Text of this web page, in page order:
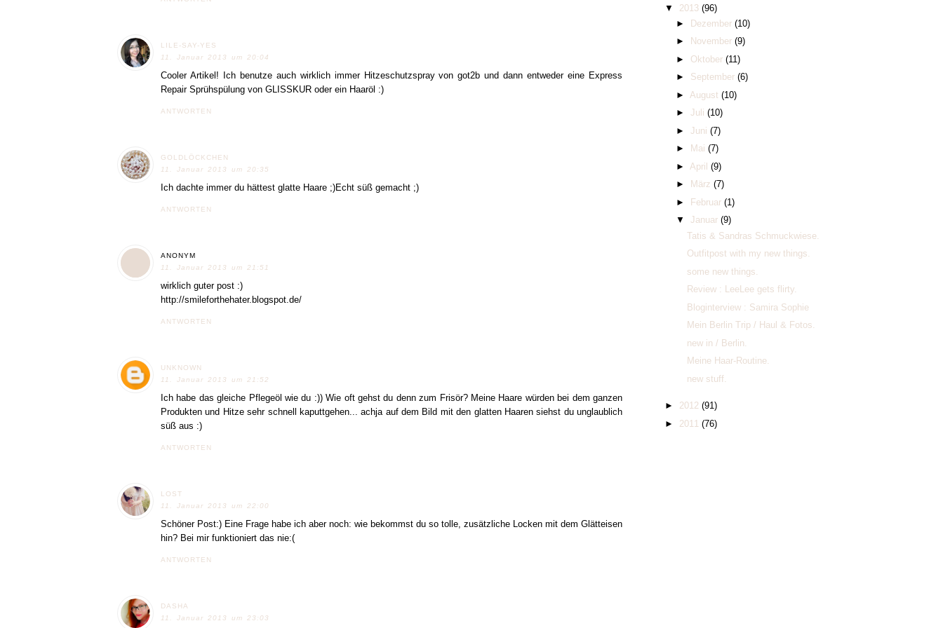
LILE-SAY-YES
11. Januar 2013 um 20:04
Cooler Artikel! Ich benutze auch wirklich immer Hitzeschutzspray von got2b und dann entweder eine Express
Repair Sprühspülung von GLISSKUR oder ein Haaröl :)
ANTWORTEN
GOLDLÖCKCHEN
11. Januar 2013 um 20:35
Ich dachte immer du hättest glatte Haare ;)Echt süß gemacht ;)
ANTWORTEN
ANONYM
11. Januar 2013 um 21:51
wirklich guter post :)
http://smileforthehater.blogspot.de/
ANTWORTEN
UNKNOWN
11. Januar 2013 um 21:52
Ich habe das gleiche Pflegeöl wie du :)) Wie oft gehst du denn zum Frisör? Meine Haare würden bei dem ganzen
Produkten und Hitze sehr schnell kaputtgehen... achja auf dem Bild mit den glatten Haaren siehst du unglaublich
süß aus :)
ANTWORTEN
LOST
11. Januar 2013 um 22:00
Schöner Post:) Eine Frage habe ich aber noch: wie bekommst du so tolle, zusätzliche Locken mit dem Glätteisen
hin? Bei mir funktioniert das nie:(
ANTWORTEN
DASHA
11. Januar 2013 um 23:03
▼ 2013 (96)
►
Dezember (10)
►
November (9)
► Oktober (11)
► September (6)
► August (10)
► Juli (10)
► Juni (7)
►
Mai (7)
► April (9)
►
März (7)
►
Februar (1)
▼ Januar (9)
Tatis & Sandras Schmuckwiese.
Outfitpost with my new things.
some new things.
Review : LeeLee gets flirty.
Bloginterview : Samira Sophie
Mein Berlin Trip / Haul & Fotos.
new in / Berlin.
Meine Haar-Routine.
new stuff.
► 2012 (91)
► 2011 (76)